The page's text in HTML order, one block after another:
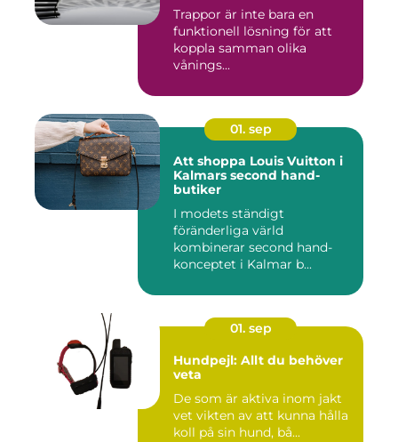
Trappor är inte bara en
funktionell lösning för att
koppla samman olika
vånings...
01. sep
Att shoppa Louis Vuitton i
Kalmars second hand-
butiker
I modets ständigt
föränderliga värld
kombinerar second hand-
konceptet i Kalmar b...
01. sep
Hundpejl: Allt du behöver
veta
De som är aktiva inom jakt
vet vikten av att kunna hålla
koll på sin hund, bå...